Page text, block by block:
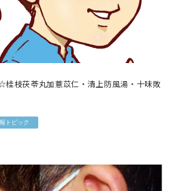
桂枝茯苓丸加薏苡仁・清上防風湯・十味敗
トピック